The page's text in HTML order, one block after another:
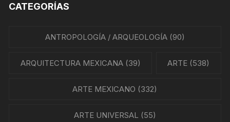
CATEGORÍAS
ANTROPOLOGÍA / ARQUEOLOGÍA(90)
ARQUITECTURA MEXICANA(39) ARTE (538)
ARTE MEXICANO (332)
ARTE UNIVERSAL (55)